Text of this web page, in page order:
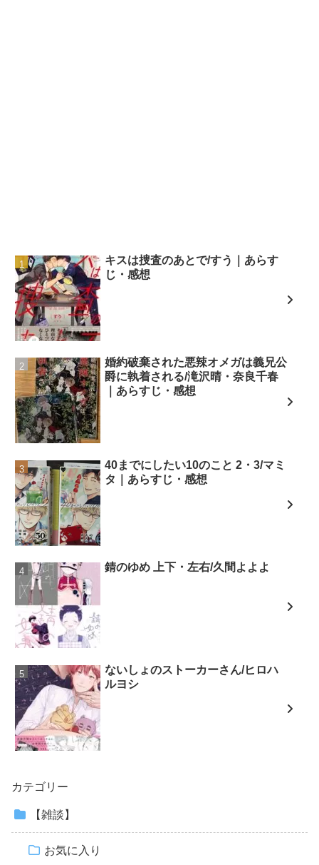
キスは捜査のあとで/すう｜あらす
じ・感想
婚約破棄された悪辣オメガは義兄公
爵に執着される/滝沢晴・奈良千春
｜あらすじ・感想
40までにしたい10のこと 2・3/マミ
タ｜あらすじ・感想
錆のゆめ 上下・左右/久間よよよ
ないしょのストーカーさん/ヒロハ
ルヨシ
カテゴリー
【雑談】
お気に入り